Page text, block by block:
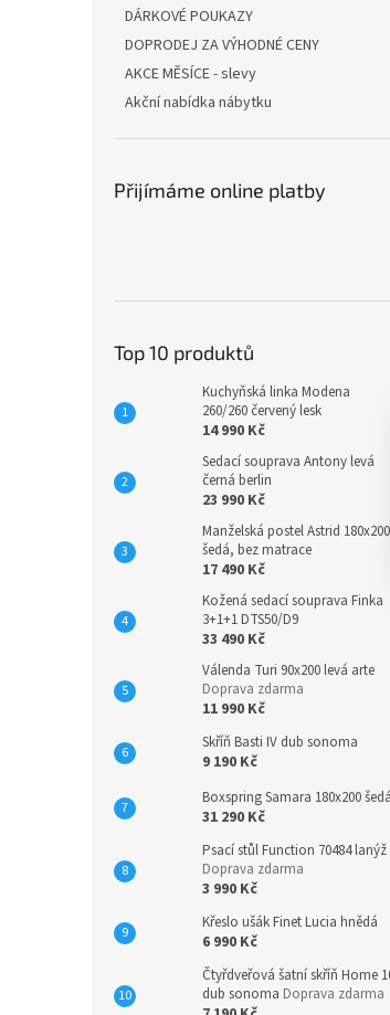
DÁRKOVÉ POUKAZY
DOPRODEJ ZA VÝHODNÉ CENY
AKCE MĚSÍCE - slevy
Akční nabídka nábytku
Přijímáme online platby
Top 10 produktů
Kuchyňská linka Modena
260/260 červený lesk
14 990 Kč
Sedací souprava Antony levá
černá berlin
23 990 Kč
Manželská postel Astrid 180x200
šedá, bez matrace
17 490 Kč
Kožená sedací souprava Finka
3+1+1 DTS50/D9
33 490 Kč
Válenda Turi 90x200 levá arte
Doprava zdarma
11 990 Kč
Skříň Basti IV dub sonoma
9 190 Kč
Boxspring Samara 180x200 šedá
31 290 Kč
Psací stůl Function 70484 lanýž
Doprava zdarma
3 990 Kč
Křeslo ušák Finet Lucia hnědá
6 990 Kč
Čtyřdveřová šatní skříň Home
dub sonoma Doprava zdarma